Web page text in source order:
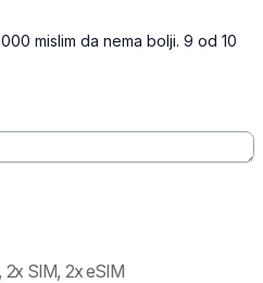
mislim da nema bolji. 9 od 10
2x SIM, 2x eSIM